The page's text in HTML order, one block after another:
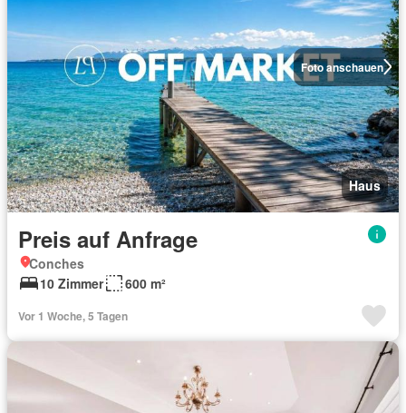
Foto anschauen
Haus
Preis auf Anfrage
Conches
10 Zimmer
600 m²
Vor 1 Woche, 5 Tagen